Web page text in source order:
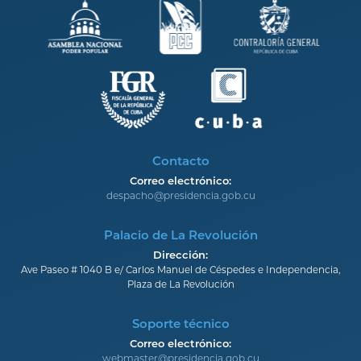
Contacto
Correo electrónico:
despacho@presidencia.gob.cu
Palacio de La Revolución
Dirección:
Ave Paseo # 1040 B e/ Carlos Manuel de Céspedes e Independencia,
Plaza de La Revolución
Soporte técnico
Correo electrónico:
webmaster@presidencia.gob.cu